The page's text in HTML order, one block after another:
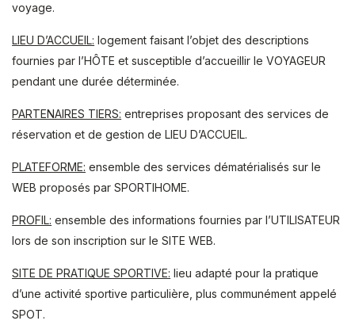
voyage.
LIEU D’ACCUEIL: logement faisant l’objet des descriptions
fournies par l’HÔTE et susceptible d’accueillir le VOYAGEUR
pendant une durée déterminée.
PARTENAIRES TIERS: entreprises proposant des services de
réservation et de gestion de LIEU D’ACCUEIL.
PLATEFORME: ensemble des services dématérialisés sur le
WEB proposés par SPORTIHOME.
PROFIL: ensemble des informations fournies par l’UTILISATEUR
lors de son inscription sur le SITE WEB.
SITE DE PRATIQUE SPORTIVE: lieu adapté pour la pratique
d’une activité sportive particulière, plus communément appelé
SPOT.